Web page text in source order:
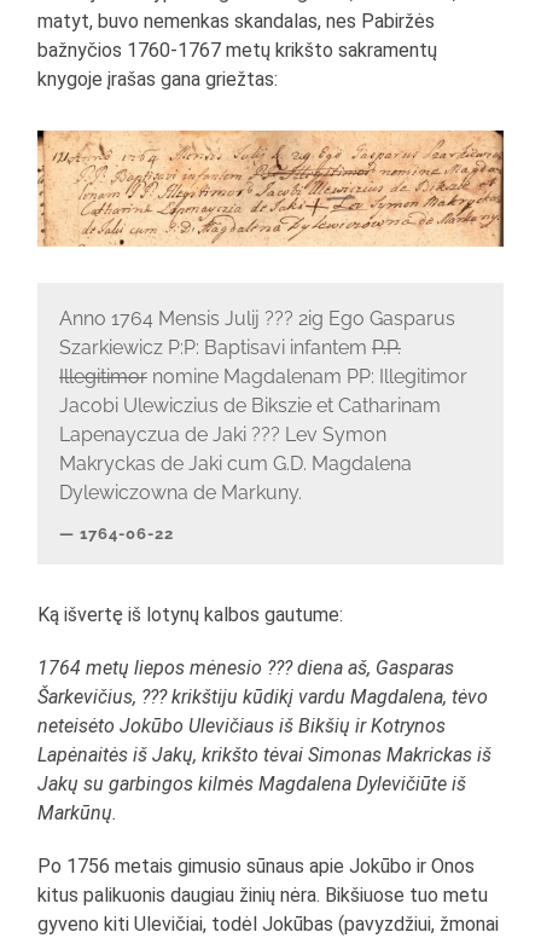
matyt, buvo nemenkas skandalas, nes Pabiržės
bažnyčios 1760-1767 metų krikšto sakramentų
knygoje įrašas gana griežtas:
Anno 1764 Mensis Julij ??? 2ig Ego Gasparus
Szarkiewicz P:P: Baptisavi infantem P.P.
Illegitimornomine Magdalenam PP: Illegitimor
Jacobi Ulewiczius de Bikszie et Catharinam
Lapenayczua de Jaki ??? Lev Symon
Makryckas de Jaki cum G.D. Magdalena
Dylewiczowna de Markuny.
1764-06-22
Ką išvertę iš lotynų kalbos gautume:
1764 metų liepos mėnesio ??? diena aš, Gasparas
Šarkevičius, ??? krikštiju kūdikį vardu Magdalena, tėvo
neteisėto Jokūbo Ulevičiaus iš Bikšių ir Kotrynos
Lapėnaitės iš Jakų, krikšto tėvai Simonas Makrickas iš
Jakų su garbingos kilmės Magdalena Dylevičiūte iš
Markūnų.
Po 1756 metais gimusio sūnaus apie Jokūbo ir Onos
kitus palikuonis daugiau žinių nėra. Bikšiuose tuo metu
gyveno kiti Ulevičiai, todėl Jokūbas (pavyzdžiui, žmonai